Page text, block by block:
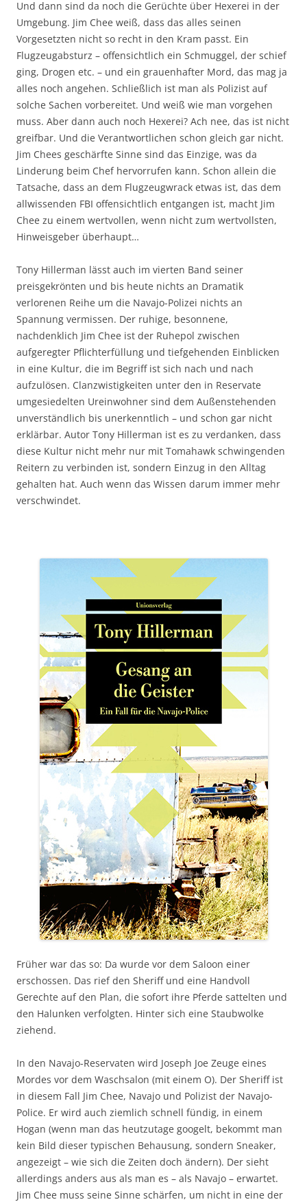
Und dann sind da noch die Gerüchte über Hexerei in der
Umgebung. Jim Chee weiß, dass das alles seinen
Vorgesetzten nicht so recht in den Kram passt. Ein
Flugzeugabsturz – offensichtlich ein Schmuggel, der schief
ging, Drogen etc. – und ein grauenhafter Mord, das mag ja
alles noch angehen. Schließlich ist man als Polizist auf
solche Sachen vorbereitet. Und weiß wie man vorgehen
muss. Aber dann auch noch Hexerei? Ach nee, das ist nicht
greifbar. Und die Verantwortlichen schon gleich gar nicht.
Jim Chees geschärfte Sinne sind das Einzige, was da
Linderung beim Chef hervorrufen kann. Schon allein die
Tatsache, dass an dem Flugzeugwrack etwas ist, das dem
allwissenden FBI offensichtlich entgangen ist, macht Jim
Chee zu einem wertvollen, wenn nicht zum wertvollsten,
Hinweisgeber überhaupt…
Tony Hillerman lässt auch im vierten Band seiner
preisgekrönten und bis heute nichts an Dramatik
verlorenen Reihe um die Navajo-Polizei nichts an
Spannung vermissen. Der ruhige, besonnene,
nachdenklich Jim Chee ist der Ruhepol zwischen
aufgeregter Pflichterfüllung und tiefgehenden Einblicken
in eine Kultur, die im Begriff ist sich nach und nach
aufzulösen. Clanzwistigkeiten unter den in Reservate
umgesiedelten Ureinwohner sind dem Außenstehenden
unverständlich bis unerkenntlich – und schon gar nicht
erklärbar. Autor Tony Hillerman ist es zu verdanken, dass
diese Kultur nicht mehr nur mit Tomahawk schwingenden
Reitern zu verbinden ist, sondern Einzug in den Alltag
gehalten hat. Auch wenn das Wissen darum immer mehr
verschwindet.
Früher war das so: Da wurde vor dem Saloon einer
erschossen. Das rief den Sheriff und eine Handvoll
Gerechte auf den Plan, die sofort ihre Pferde sattelten und
den Halunken verfolgten. Hinter sich eine Staubwolke
ziehend.
In den Navajo-Reservaten wird Joseph Joe Zeuge eines
Mordes vor dem Waschsalon (mit einem O). Der Sheriff ist
in diesem Fall Jim Chee, Navajo und Polizist der Navajo-
Police. Er wird auch ziemlich schnell fündig, in einem
Hogan (wenn man das heutzutage googelt, bekommt man
kein Bild dieser typischen Behausung, sondern Sneaker,
angezeigt – wie sich die Zeiten doch ändern). Der sieht
allerdings anders aus als man es – als Navajo – erwartet.
Jim Chee muss seine Sinne schärfen, um nicht in eine der